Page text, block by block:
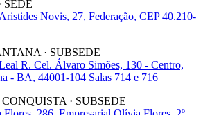
SEDE
Novis, 27, Federação, CEP 40.210-
· SUBSEDE
R. Cel. Álvaro Simões, 130 - Centro,
- BA, 44001-104 Salas 714 e 716
· SUBSEDE